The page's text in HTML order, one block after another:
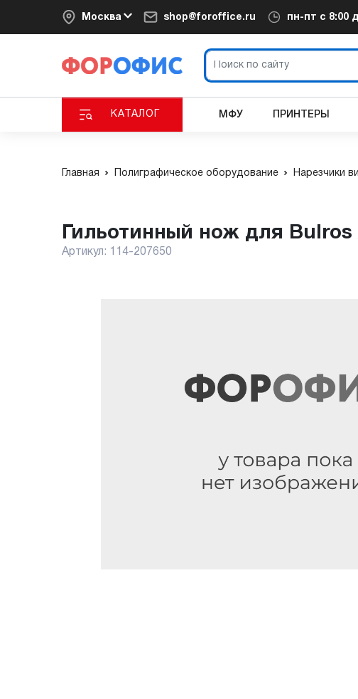
Москва shop@foroffice.ru пн-пт с 8:00
КАТАЛОГ МФУ ПРИНТЕРЫ
Главная Полиграфическое оборудование Нарезчики
Гильотинный нож для Bulros
Артикул: 114-207650